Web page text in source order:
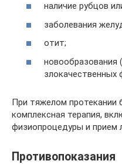
наличие рубцов
заболевания
отит;
новообразования
злокачественных
При тяжелом протекании
комплексная терапия,
физиопроцедуры и прием
Противопоказания